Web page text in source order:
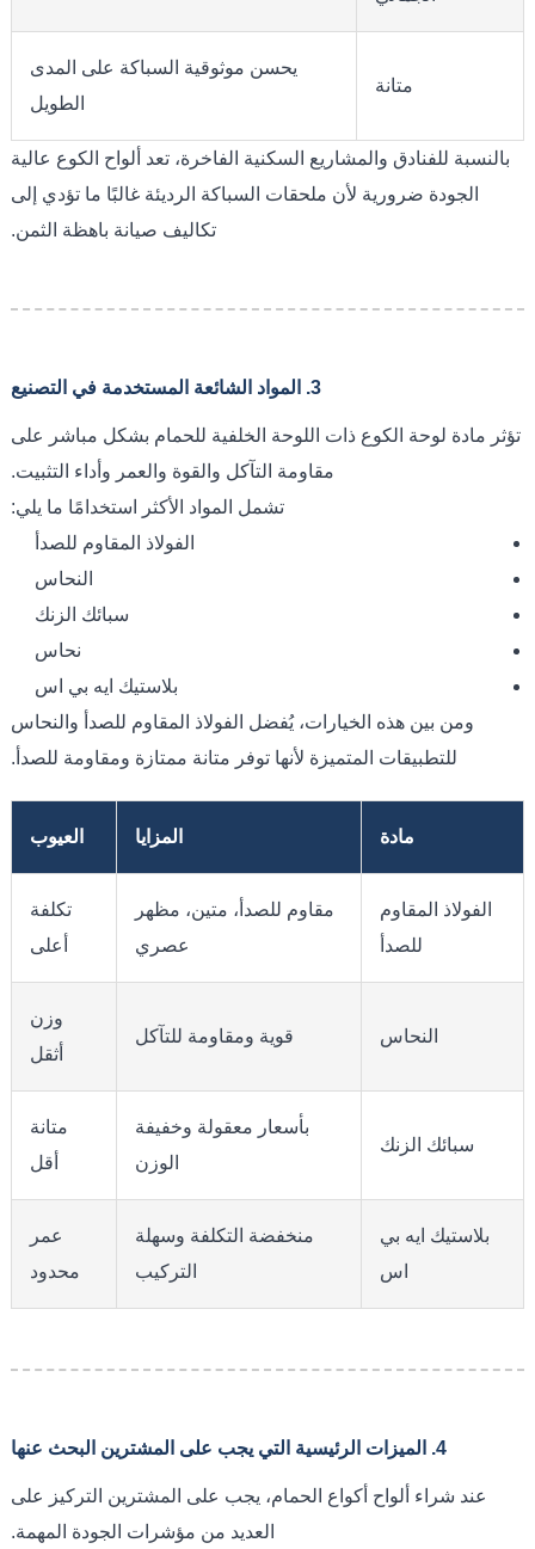
متانة
يحسن موثوقية السباكة على المدى
الطويل
بالنسبة للفنادق والمشاريع السكنية الفاخرة، تعد ألواح الكوع عالية
الجودة ضرورية لأن ملحقات السباكة الرديئة غالبًا ما تؤدي إلى
تكاليف صيانة باهظة الثمن.
3. المواد الشائعة المستخدمة في التصنيع
تؤثر مادة لوحة الكوع ذات اللوحة الخلفية للحمام بشكل مباشر على
مقاومة التآكل والقوة والعمر وأداء التثبيت.
تشمل المواد الأكثر استخدامًا ما يلي:
الفولاذ المقاوم للصدأ
النحاس
سبائك الزنك
نحاس
بلاستيك ايه بي اس
ومن بين هذه الخيارات، يُفضل الفولاذ المقاوم للصدأ والنحاس
للتطبيقات المتميزة لأنها توفر متانة ممتازة ومقاومة للصدأ.
مادة المزايا العيوب
الفولاذ المقاوم
للصدأ
مقاوم للصدأ، متين، مظهر
عصري
تكلفة
أعلى
النحاس قوية ومقاومة للتآكل
وزن
أثقل
سبائك الزنك
بأسعار معقولة وخفيفة
الوزن
متانة
أقل
بلاستيك ايه بي
اس
منخفضة التكلفة وسهلة
التركيب
عمر
محدود
4. الميزات الرئيسية التي يجب على المشترين البحث عنها
عند شراء ألواح أكواع الحمام، يجب على المشترين التركيز على
العديد من مؤشرات الجودة المهمة.